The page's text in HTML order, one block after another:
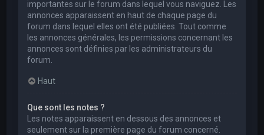
importantes sur le forum dans lequel vous naviguez. Les
annonces apparaissent en haut de chaque page du
forum dans lequel elles ont été publiées. Tout comme
les annonces générales, les permissions concernant les
annonces sont définies par les administrateurs du
forum.
Haut
Que sont les notes ?
Les notes apparaissent en dessous des annonces et
seulement sur la première page du forum concerné.